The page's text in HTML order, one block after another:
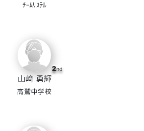
ﾁｰﾑﾘｽﾃﾙ
2nd
山﨑 勇輝
高鷲中学校